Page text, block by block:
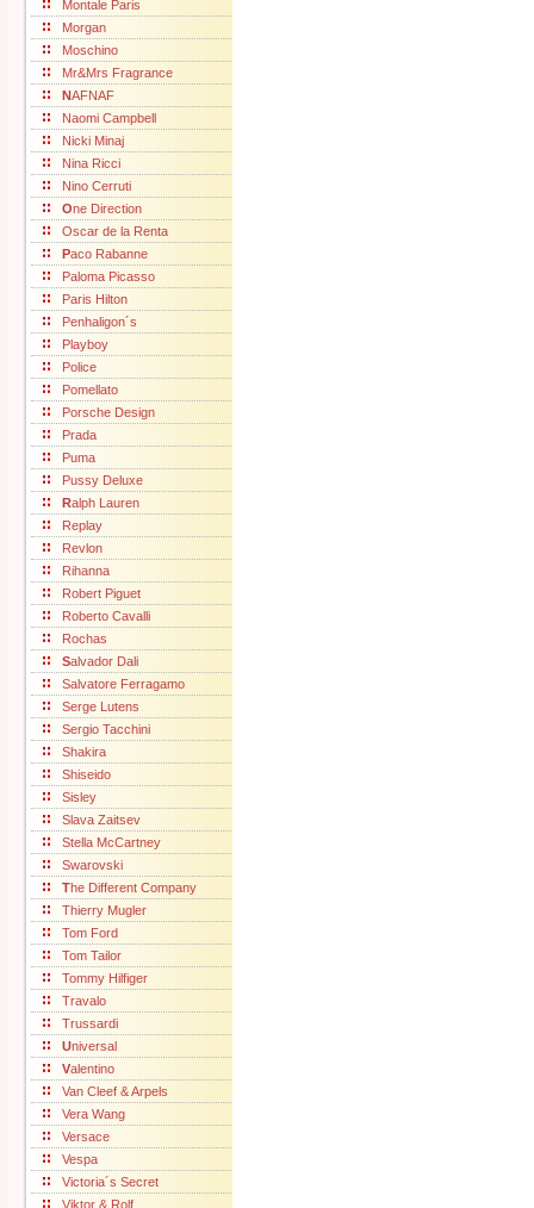
Montale Paris
Morgan
Moschino
Mr&Mrs Fragrance
NAFNAF
Naomi Campbell
Nicki Minaj
Nina Ricci
Nino Cerruti
One Direction
Oscar de la Renta
Paco Rabanne
Paloma Picasso
Paris Hilton
Penhaligon´s
Playboy
Police
Pomellato
Porsche Design
Prada
Puma
Pussy Deluxe
Ralph Lauren
Replay
Revlon
Rihanna
Robert Piguet
Roberto Cavalli
Rochas
Salvador Dali
Salvatore Ferragamo
Serge Lutens
Sergio Tacchini
Shakira
Shiseido
Sisley
Slava Zaitsev
Stella McCartney
Swarovski
The Different Company
Thierry Mugler
Tom Ford
Tom Tailor
Tommy Hilfiger
Travalo
Trussardi
Universal
Valentino
Van Cleef & Arpels
Vera Wang
Versace
Vespa
Victoria´s Secret
Viktor & Rolf